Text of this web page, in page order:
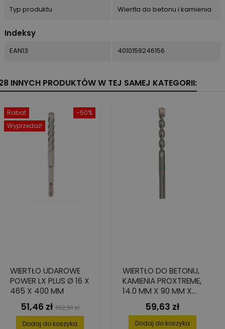
Typ produktu Wiertła do betonu i kamienia
Indeksy
EAN13 4010159246156
INNYCH PRODUKTÓW W TEJ SAMEJ KATEGORII:
-50%
Rabat
Wyprzedaż!
WIERTŁO UDAROWE
POWER LX PLUS Ø 16 X
465 X 400 MM
Cena
51,46 zł Cena
podstawowa
102,91 zł
Dodaj do koszyka
WIERTŁO DO BETONU,
KAMIENIA PROXTREME,
14.0 MM X 90 MM X
150 MMCena
59,63 zł
Dodaj do koszyka